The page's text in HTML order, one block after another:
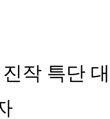
작 특단